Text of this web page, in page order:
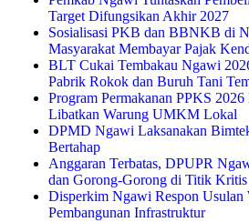
Target Difungsikan Akhir 2027
Sosialisasi PKB dan BBNKB di
Masyarakat Membayar Pajak
BLT Cukai Tembakau Ngawi
Pabrik Rokok dan Buruh Tani
Program Permakanan PPKS
Libatkan Warung UMKM Lokal
DPMD Ngawi Laksanakan
Bertahap
Anggaran Terbatas, DPUPR
dan Gorong-Gorong di Titik Kritis
Disperkim Ngawi Respon Usulan
Pembangunan Infrastruktur